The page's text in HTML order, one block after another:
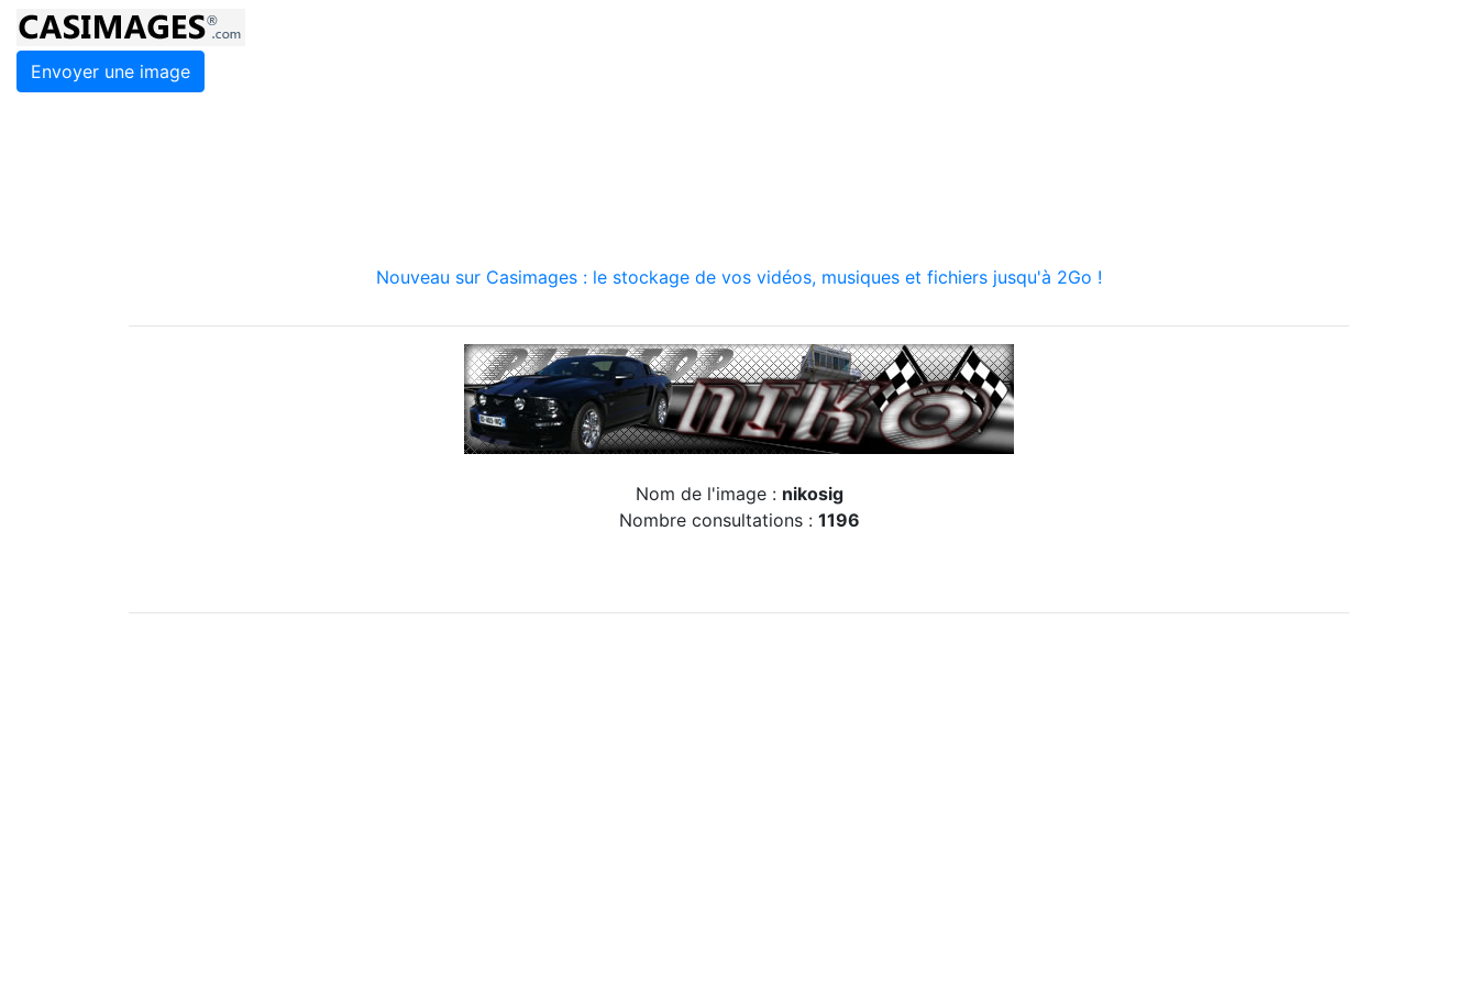
Envoyer une image
Nouveau sur Casimages : le stockage de vos vidéos, musiques et fichiers jusqu'à 2Go !
Nom de l'image : nikosig
Nombre consultations : 1196